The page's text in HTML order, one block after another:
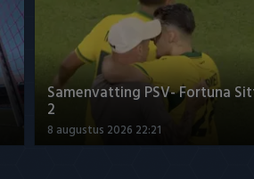
Samenvatting PSV- Fortuna
2
8 augustus 2026 22:21